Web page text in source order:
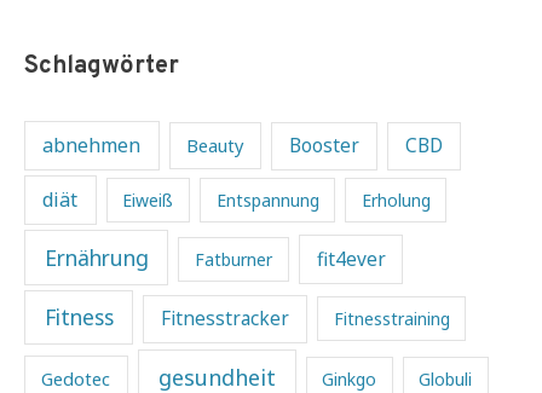
Schlagwörter
abnehmen Beauty Booster CBD
diät Eiweiß Entspannung Erholung
Ernährung Fatburner fit4ever
Fitness Fitnesstracker Fitnesstraining
Gedotec gesundheit Ginkgo Globuli